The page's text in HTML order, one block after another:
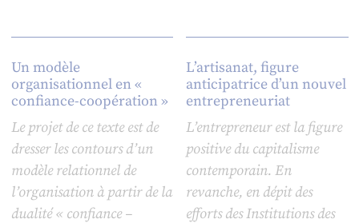
Un modèle
organisationnel en «
confiance-coopération »
Le projet de ce texte est de
dresser les contours d’un
modèle relationnel de
l’organisation à partir de la
dualité « confiance –
L’artisanat, figure
anticipatrice d’un nouvel
entrepreneuriat
L’entrepreneur est la figure
positive du capitalisme
contemporain. En
revanche, en dépit des
efforts des Institutions des